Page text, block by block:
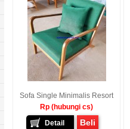
Sofa Single Minimalis Resort
Rp (hubungi cs)
Detail
Beli